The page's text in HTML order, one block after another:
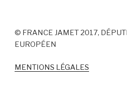
© FRANCE JAMET 2017,
EUROPÉEN
MENTIONS LÉGALES